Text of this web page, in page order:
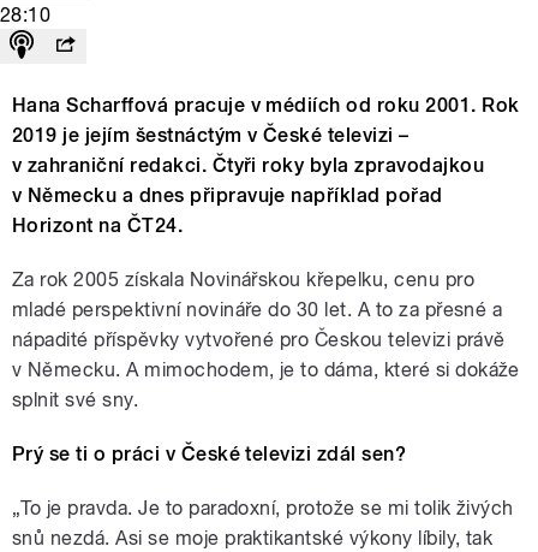
28:10
Hana Scharffová pracuje v médiích od roku 2001. Rok
2019 je jejím šestnáctým v České televizi –
v zahraniční redakci. Čtyři roky byla zpravodajkou
v Německu a dnes připravuje například pořad
Horizont na ČT24.
Za rok 2005 získala Novinářskou křepelku, cenu pro
mladé perspektivní novináře do 30 let. A to za přesné a
nápadité příspěvky vytvořené pro Českou televizi právě
v Německu. A mimochodem, je to dáma, které si dokáže
splnit své sny.
Prý se ti o práci v České televizi zdál sen?
„To je pravda. Je to paradoxní, protože se mi tolik živých
snů nezdá. Asi se moje praktikantské výkony líbily, tak